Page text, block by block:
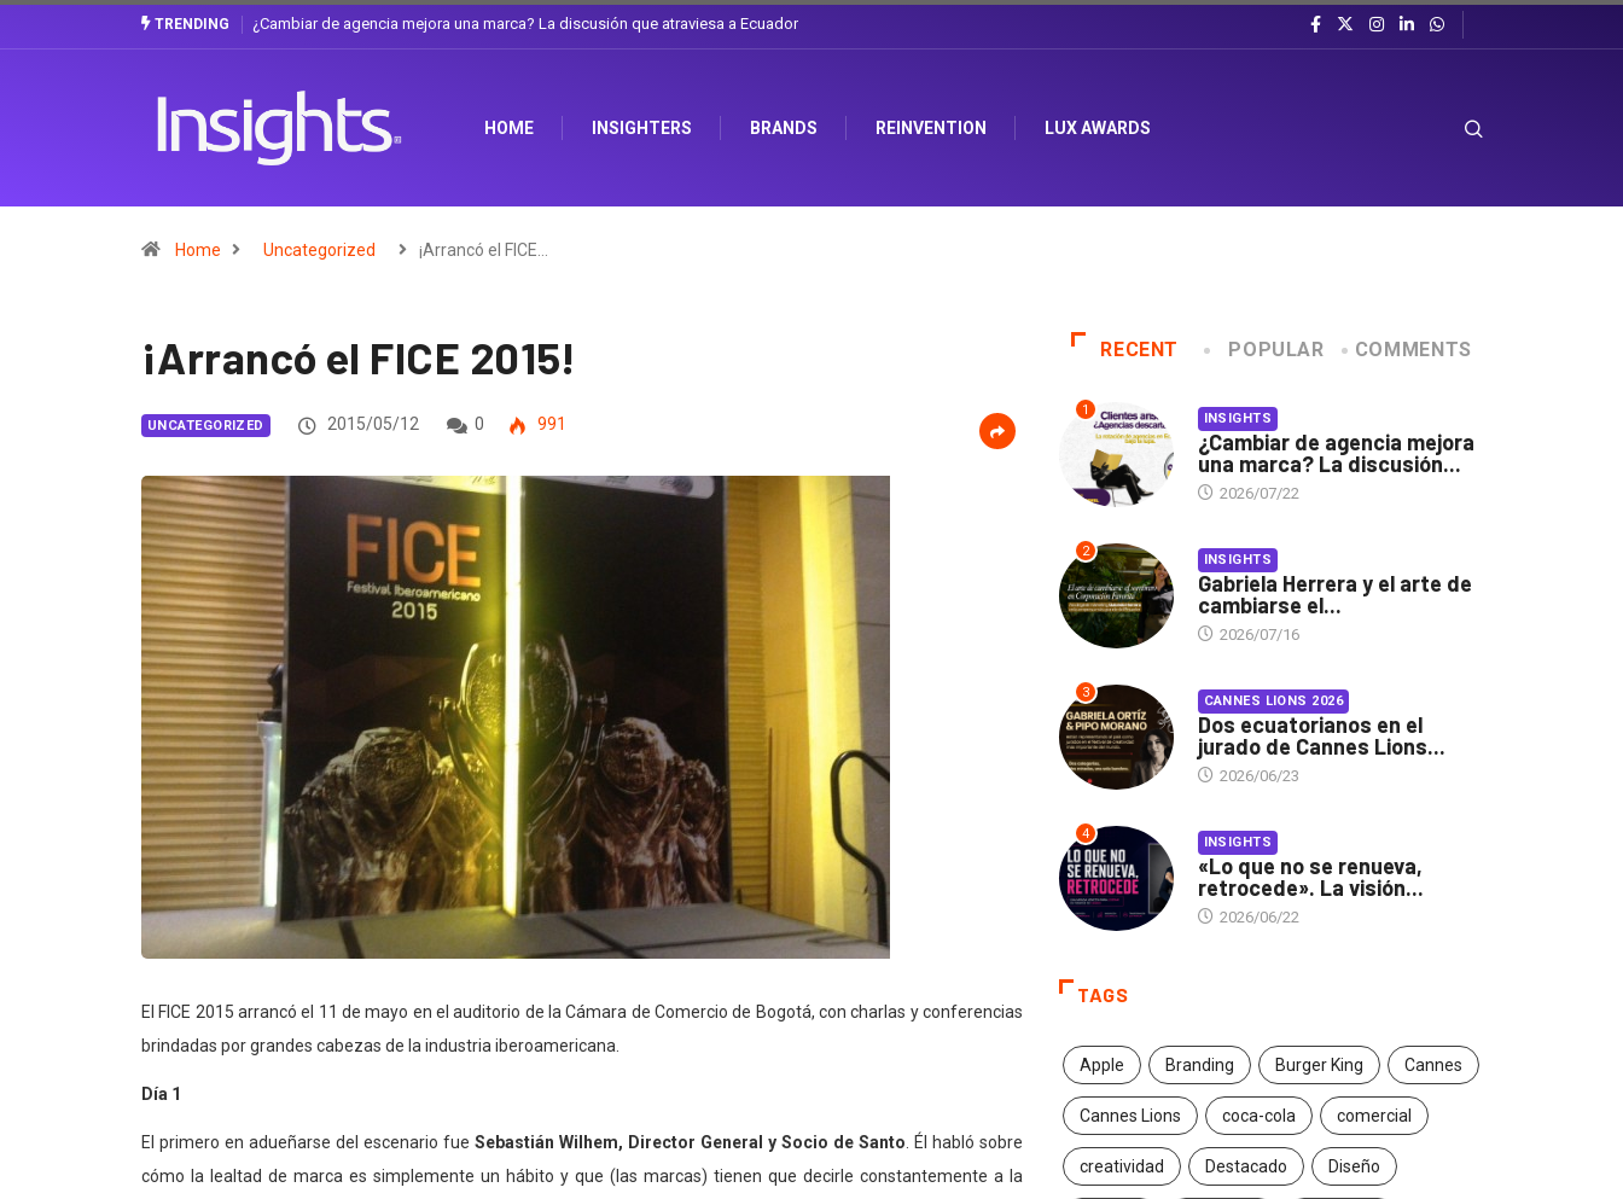
TRENDING Gabriela Herrera y el arte de cambiarse el sombrero en Corporación Favorita
HOME INSIGHTERS BRANDS REINVENTION LUX AWARDS
Home Uncategorized ¡Arrancó el FICE…
¡Arrancó el FICE 2015!
UNCATEGORIZED 2015/05/12 0 991
El FICE 2015 arrancó el 11 de mayo en el auditorio de la Cámara de Comercio de Bogotá, con charlas y conferencias
brindadas por grandes cabezas de la industria iberoamericana.
Día 1
El primero en adueñarse del escenario fue Sebastián Wilhem, Director General y Socio de Santo. Él habló sobre
cómo la lealtad de marca es simplemente un hábito y que (las marcas) tienen que decirle constantemente a la
RECENT POPULAR COMMENTS
1 INSIGHTS
¿Cambiar de agencia mejora
una marca? La discusión...
2026/07/22
2 INSIGHTS
Gabriela Herrera y el arte de
cambiarse el...
2026/07/16
3 CANNES LIONS 2026
Dos ecuatorianos en el
jurado de Cannes Lions...
2026/06/23
4 INSIGHTS
«Lo que no se renueva,
retrocede». La visión...
2026/06/22
TAGS
Apple Branding Burger King Cannes
Cannes Lions coca-cola comercial
creatividad Destacado Diseño